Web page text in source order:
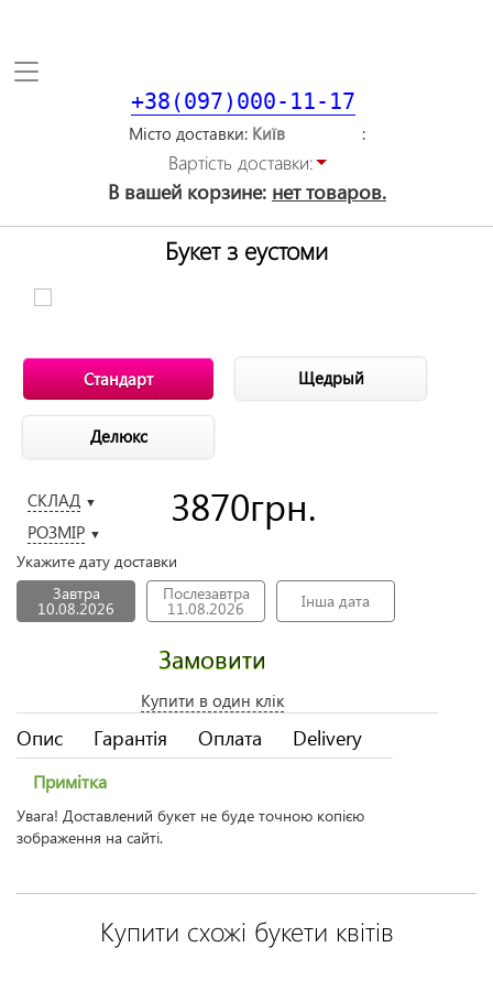
Toggle
+38(097)000-11-17
Місто доставки
Вартiсть доставки:
В вашей корзине: нет товаров.
Букет з еустоми
Стандарт Щедрый
Делюкс
СКЛАД ▼
РОЗМІР ▼
3870грн.
Укажите дату доставки
Завтра
10.08.2026
Послезавтра
11.08.2026 Інша дата
Замовити
Купити в один клік
Опис Гарантія Оплата Delivery
Примітка
Увага! Доставлений букет не буде точною копією
зображення на сайті.
Купити схожі букети квітів